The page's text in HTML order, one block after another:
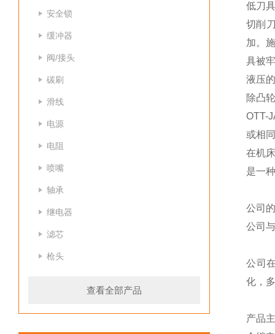
安全锁
缓冲器
阀/接头
碳刷
滑线
电源
电阻
喷嘴
轴承
继电器
滤芯
枪头
查看全部产品
低刀
切削
加。
具被
液压
除凸
OTT-
或相
在机
是一
公司
公司
公司
化，
产品